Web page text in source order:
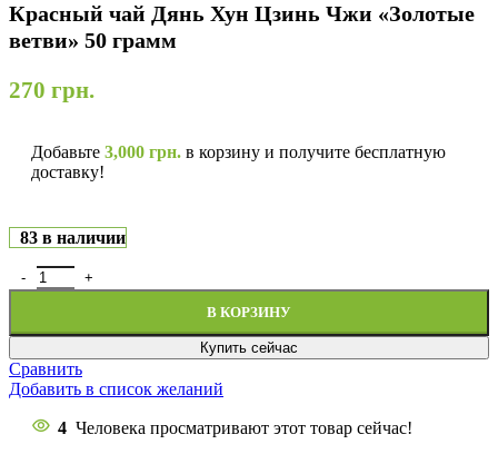
Красный чай Дянь Хун Цзинь Чжи «Золотые
ветви» 50 грамм
270 грн.
Добавьте 3,000 грн. в корзину и получите бесплатную
доставку!
83 в наличии
В КОРЗИНУ
Купить сейчас
Сравнить
Добавить в список желаний
4 Человека просматривают этот товар сейчас!